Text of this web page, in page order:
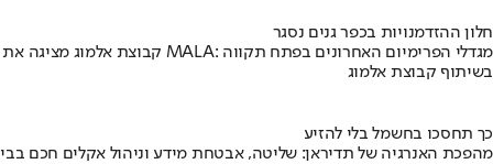
חלון ההזדמנויות בכפר גנים נסגר
קבוצת אלמוג מציגה את פרויקט MALA: מגדלי הפרימיום האחרונים בפתח תקווה
בשיתוף קבוצת אלמוג
כך תחסכו בחשמל בלי להזיע
מהפכת האנרגיה של תדיראן: שליטה, אבטחת מידע וניהול אקלים חכם